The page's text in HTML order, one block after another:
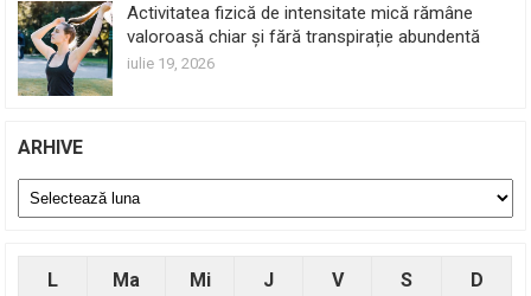
Activitatea fizică de intensitate mică rămâne
valoroasă chiar și fără transpirație abundentă
iulie 19, 2026
ARHIVE
Arhive
L Ma Mi J V S D